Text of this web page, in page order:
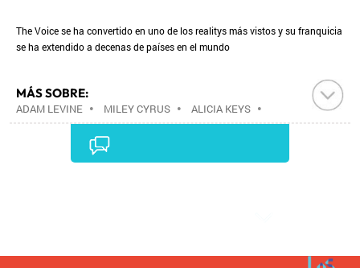
The Voice se ha convertido en uno de los realitys más vistos y su franquicia
se ha extendido a decenas de países en el mundo
MÁS SOBRE:
ADAM LEVINE • MILEY CYRUS • ALICIA KEYS •
BLAKE SHELTON•